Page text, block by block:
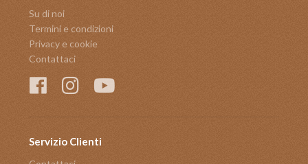
Su di noi
Termini e condizioni
Privacy e cookie
Contattaci
Servizio Clienti